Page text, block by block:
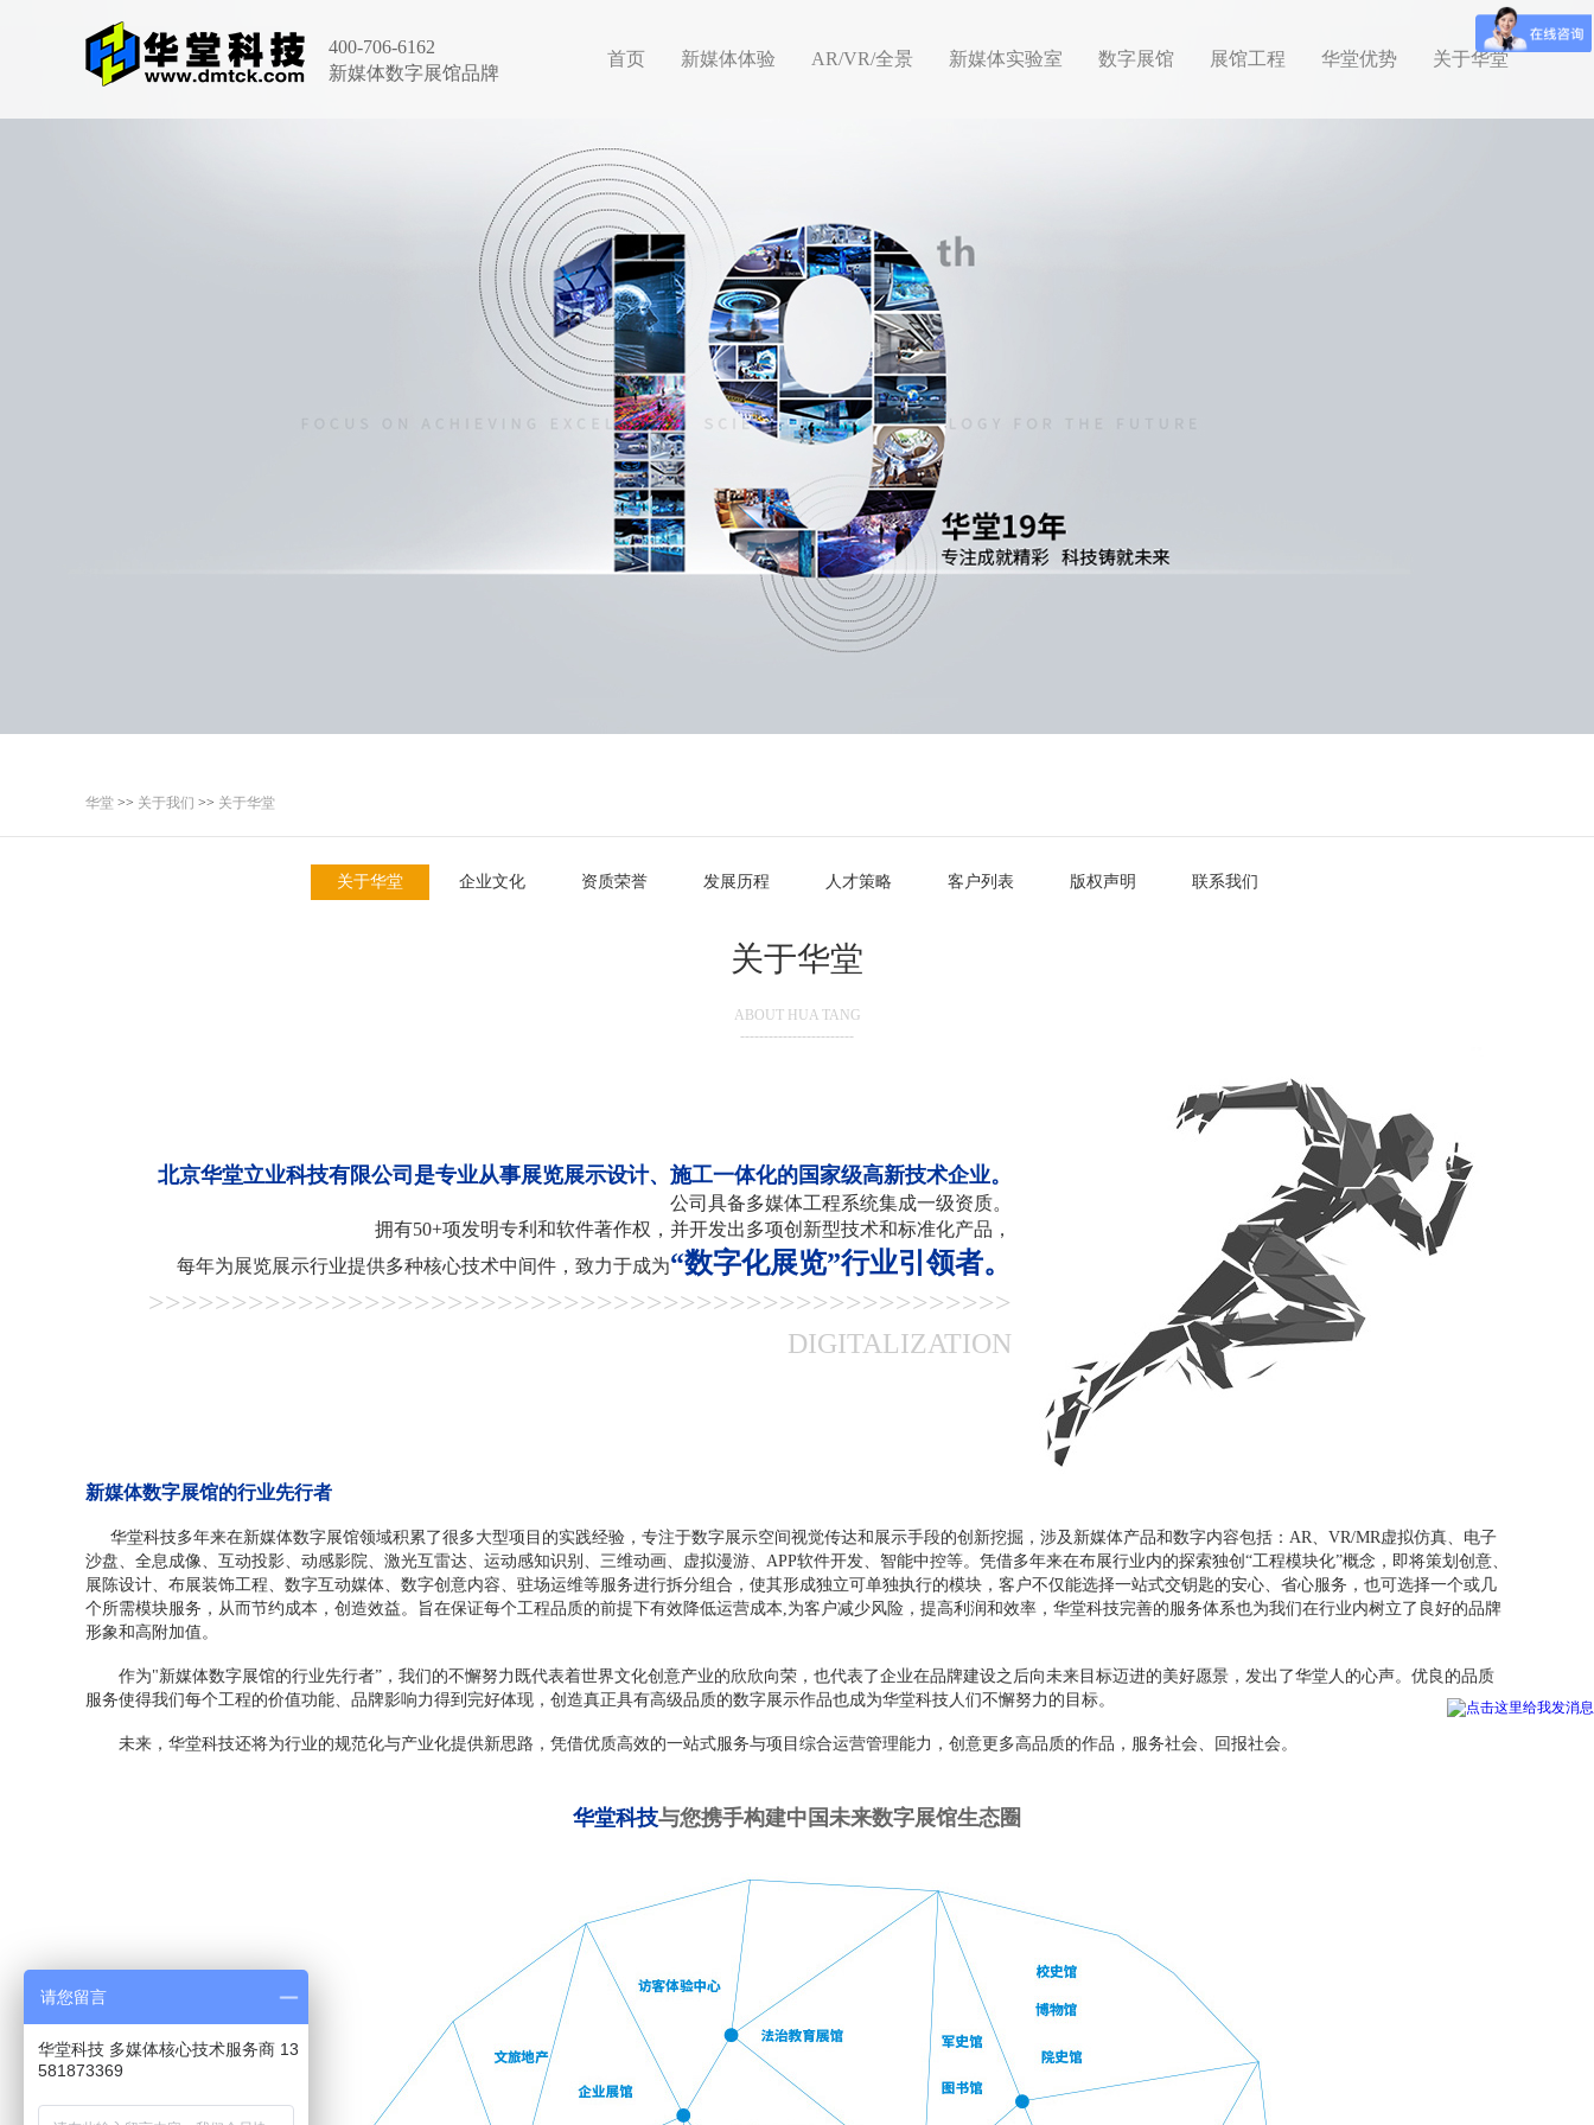
400-706-6162
新媒体数字展馆品牌
首页
新媒体体验
AR/VR/全景
新媒体实验室
数字展馆
展馆工程
华堂优势
关于华堂
华堂 >> 关于我们 >> 关于华堂
关于华堂 企业文化 资质荣誉 发展历程 人才策略 客户列表 版权声明 联系我们
关于华堂
ABOUT HUA TANG
------------------------
北京华堂立业科技有限公司是专业从事展览展示设计、施工一体化的国家级高新技术企业。
公司具备多媒体工程系统集成一级资质。
拥有50+项发明专利和软件著作权，并开发出多项创新型技术和标准化产品，
每年为展览展示行业提供多种核心技术中间件，致力于成为“数字化展览”行业引领者。
>>>>>>>>>>>>>>>>>>>>>>>>>>>>>>>>>>>>>>>>>>>>>>>>>>>>
DIGITALIZATION
新媒体数字展馆的行业先行者
华堂科技多年来在新媒体数字展馆领域积累了很多大型项目的实践经验，专注于数字展示空间视觉传达和展示手段的创新挖掘，涉及新媒体产品和数字内容包括：AR、VR/MR虚拟仿真、电子
沙盘、全息成像、互动投影、动感影院、激光互雷达、运动感知识别、三维动画、虚拟漫游、APP软件开发、智能中控等。凭借多年来在布展行业内的探索独创“工程模块化”概念，即将策划创意、
展陈设计、布展装饰工程、数字互动媒体、数字创意内容、驻场运维等服务进行拆分组合，使其形成独立可单独执行的模块，客户不仅能选择一站式交钥匙的安心、省心服务，也可选择一个或几
个所需模块服务，从而节约成本，创造效益。旨在保证每个工程品质的前提下有效降低运营成本,为客户减少风险，提高利润和效率，华堂科技完善的服务体系也为我们在行业内树立了良好的品牌
形象和高附加值。
作为"新媒体数字展馆的行业先行者”，我们的不懈努力既代表着世界文化创意产业的欣欣向荣，也代表了企业在品牌建设之后向未来目标迈进的美好愿景，发出了华堂人的心声。优良的品质
服务使得我们每个工程的价值功能、品牌影响力得到完好体现，创造真正具有高级品质的数字展示作品也成为华堂科技人们不懈努力的目标。
未来，华堂科技还将为行业的规范化与产业化提供新思路，凭借优质高效的一站式服务与项目综合运营管理能力，创意更多高品质的作品，服务社会、回报社会。
华堂科技与您携手构建中国未来数字展馆生态圈
请您留言
华堂科技 多媒体核心技术服务商 13
581873369